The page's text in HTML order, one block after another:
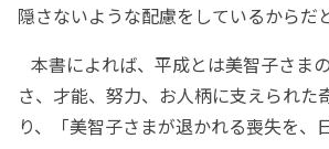
隠さないような配慮をしているからだ
本書によれば、平成とは美智子さま
さ、才能、努力、お人柄に支えられた
り、「美智子さまが退かれる喪失を、